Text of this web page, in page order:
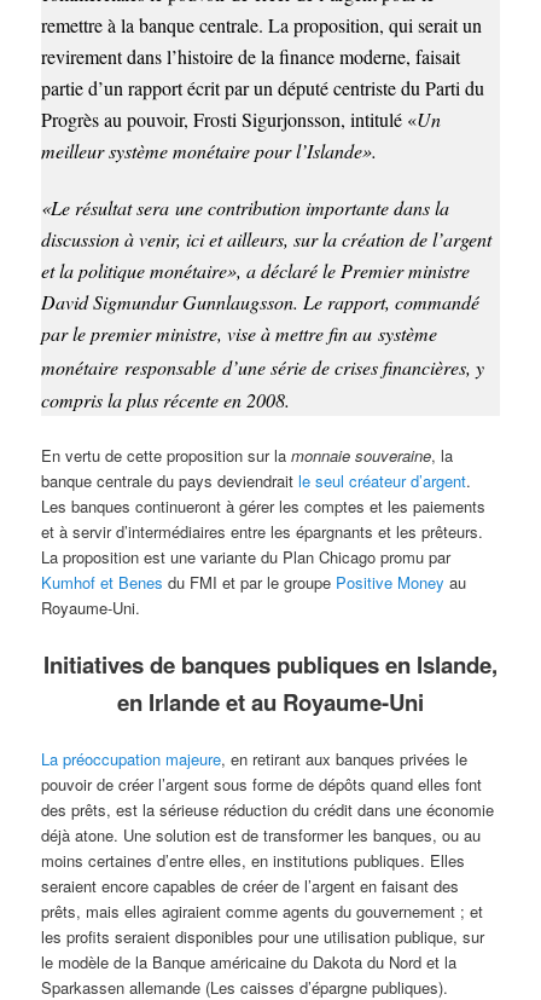
remettre à la banque centrale. La proposition, qui serait un
revirement dans l’histoire de la finance moderne, faisait
partie d’un rapport écrit par un député centriste du Parti du
Progrès au pouvoir, Frosti Sigurjonsson, intitulé «Un
meilleur système monétaire pour l’Islande».
«Le résultat sera une contribution importante dans la
discussion à venir, ici et ailleurs, sur la création de l’argent
et la politique monétaire», a déclaré le Premier ministre
David Sigmundur Gunnlaugsson. Le rapport, commandé
par le premier ministre, vise à mettre fin au système
monétaireresponsable d’une série de crises financières, y
compris la plus récente en 2008.
En vertu de cette proposition sur lamonnaie souveraine, la
banque centrale du pays deviendraitle seul créateur d’argent.
Les banques continueront à gérer les comptes et les paiements
et à servir d’intermédiaires entre les épargnants et les prêteurs.
La proposition est une variante du Plan Chicago promu par
Kumhof et Benes du FMI et par le groupe Positive Money au
Royaume-Uni.
Initiatives de banques publiques en Islande,
en Irlande et au Royaume-Uni
La préoccupation majeure, en retirant aux banques privées le
pouvoir de créer l’argent sous forme de dépôts quand elles font
des prêts, est la sérieuse réduction du crédit dans une économie
déjà atone. Une solution est de transformer les banques, ou au
moins certaines d’entre elles, en institutions publiques. Elles
seraient encore capables de créer de l’argent en faisant des
prêts, mais elles agiraient comme agents du gouvernement ; et
les profits seraient disponibles pour une utilisation publique, sur
le modèle de la Banque américaine du Dakota du Nord et la
Sparkassen allemande (Les caisses d’épargne publiques).